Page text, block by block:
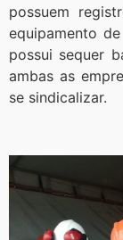
possuem
equipamento
possui sequer
ambas as
se sindicalizar.